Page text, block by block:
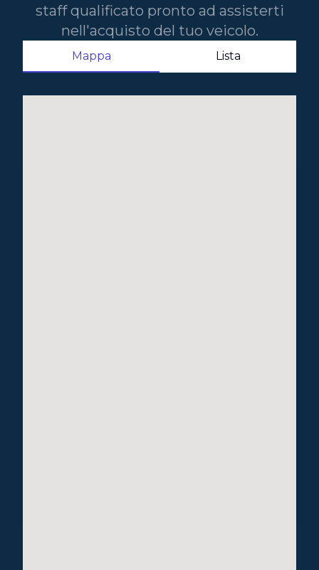
staff qualificato pronto ad assisterti
nell'acquisto del tuo veicolo.
Mappa Lista